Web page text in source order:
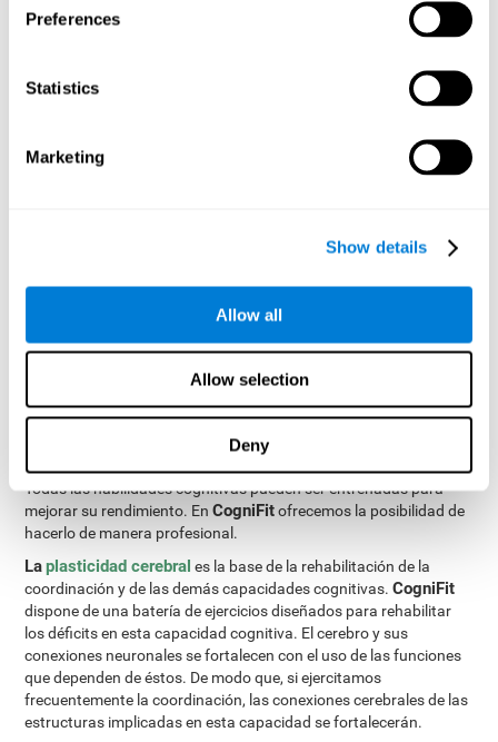
Preferences
Statistics
Marketing
Show details
Allow all
Allow selection
Deny
objetos en la pantalla durante un periodo corto de tiempo y
desaparece. Acto seguido aparecen cuatro letras, y sólo una
siendo esa la letra objetivo. Hay que llevarlo a cabo tan
: Aparecen tres objetos
en la pantalla. Primero habrá que recordar el orden de
habrá que detectar la secuencia inicial en el mismo orden.
Inicialmente habrá que atender al tamaño de la forma e
indicar el más alto. Después, habrá que atender bloque que
Rehabilitar, mejorar y estimular
la coordinación
Todas las habilidades cognitivas pueden ser entrenadas para
mejorar su rendimiento. EnCogniFitofrecemos la posibilidad de
hacerlo de manera profesional.
Laplasticidad cerebral es la base de la rehabilitación de la
coordinación y de las demás capacidades cognitivas.CogniFit
dispone de una batería de ejercicios diseñados para rehabilitar
los déficits en esta capacidad cognitiva. El cerebro y sus
conexiones neuronales se fortalecen con el uso de las funciones
que dependen de éstos. De modo que, si ejercitamos
frecuentemente la coordinación, las conexiones cerebrales de las
estructuras implicadas en esta capacidad se fortalecerán.